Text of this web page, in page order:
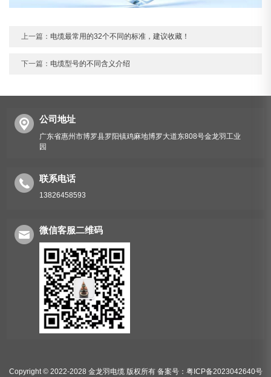
上一篇： 电缆最常用的32个不同的标准，建议收藏！
下一篇： 电缆型号的不同含义介绍
公司地址
广东省惠州市博罗县罗阳镇鸡麻地博罗大道东808号金龙羽工业
园
联系电话
13826458593
微信客服二维码
Copyright © 2022-2028 金龙羽电缆 版权所有 备案号：粤ICP备2023042640号